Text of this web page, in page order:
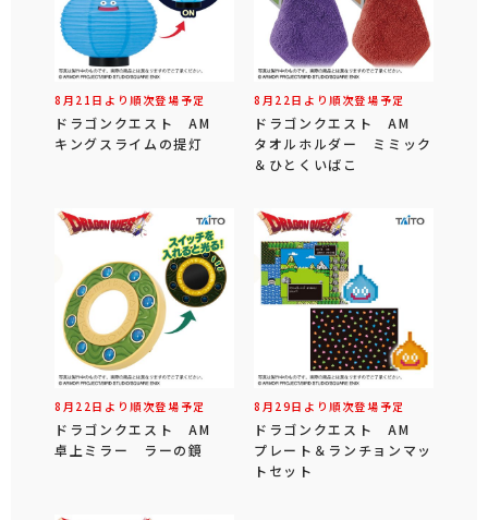
8月21日より順次登場予定
ドラゴンクエスト AM
キングスライムの提灯
8月22日より順次登場予定
ドラゴンクエスト AM
タオルホルダー ミミック
＆ひとくいばこ
8月22日より順次登場予定
ドラゴンクエスト AM
卓上ミラー ラーの鏡
8月29日より順次登場予定
ドラゴンクエスト AM
プレート＆ランチョンマッ
トセット